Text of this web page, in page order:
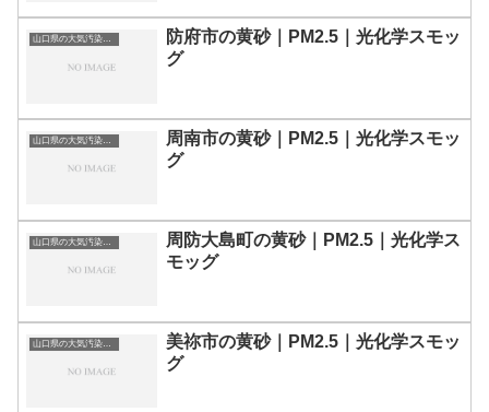
山口県の大気汚染・PM2.5・黄砂・エアロゾルの数値
防府市の黄砂｜PM2.5｜光化学スモッ
グ
山口県の大気汚染・PM2.5・黄砂・エアロゾルの数値
周南市の黄砂｜PM2.5｜光化学スモッ
グ
山口県の大気汚染・PM2.5・黄砂・エアロゾルの数値
周防大島町の黄砂｜PM2.5｜光化学ス
モッグ
山口県の大気汚染・PM2.5・黄砂・エアロゾルの数値
美祢市の黄砂｜PM2.5｜光化学スモッ
グ